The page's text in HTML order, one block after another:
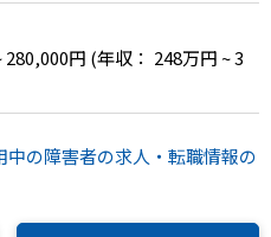
280,000円 (年収： 248万円 ~ 3
の障害者の求人・転職情報の